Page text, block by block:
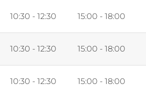
10:30 - 12:30 15:00 - 18:00
10:30 - 12:30 15:00 - 18:00
10:30 - 12:30 15:00 - 18:00